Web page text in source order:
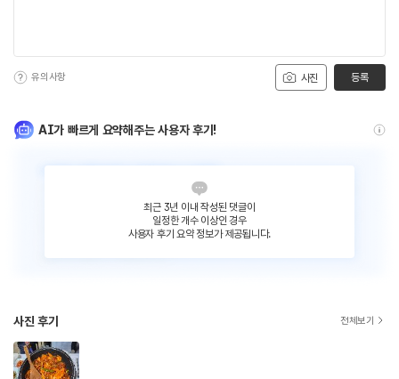
사진
유의사항 등록
AI가 빠르게 요약해주는 사용자 후기!
최근 3년 이내 작성된 댓글이
일정한 개수 이상인 경우
사용자 후기 요약 정보가 제공됩니다.
사진 후기 전체보기